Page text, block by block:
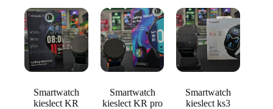
Smartwatch
kieslect KR
Smartwatch
kieslect KR pro
Smartwatch
kieslect ks3